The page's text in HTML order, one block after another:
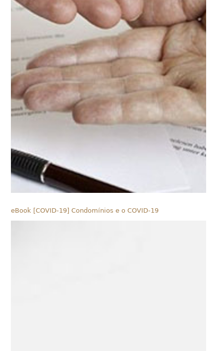
eBook [COVID-19] Condomínios e o COVID-19